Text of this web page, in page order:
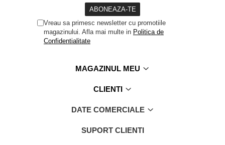
Pijamale cocolino cuplu
Pijamale familie
Vreau sa primesc newsletter cu promotiile
magazinului. Afla mai multe in Politica de
Confidentialitate
MAGAZINUL MEU
CLIENTI
DATE COMERCIALE
SUPORT CLIENTI